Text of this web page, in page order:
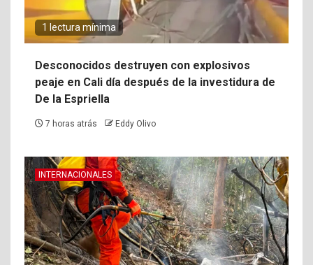
1 lectura mínima
Desconocidos destruyen con explosivos
peaje en Cali día después de la investidura de
De la Espriella
7 horas atrás Eddy Olivo
INTERNACIONALES